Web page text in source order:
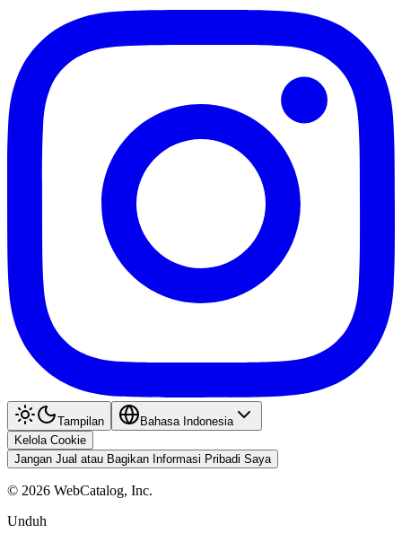
Tampilan
Bahasa Indonesia
Kelola Cookie
Jangan Jual atau Bagikan Informasi Pribadi Saya
© 2026 WebCatalog, Inc.
Unduh